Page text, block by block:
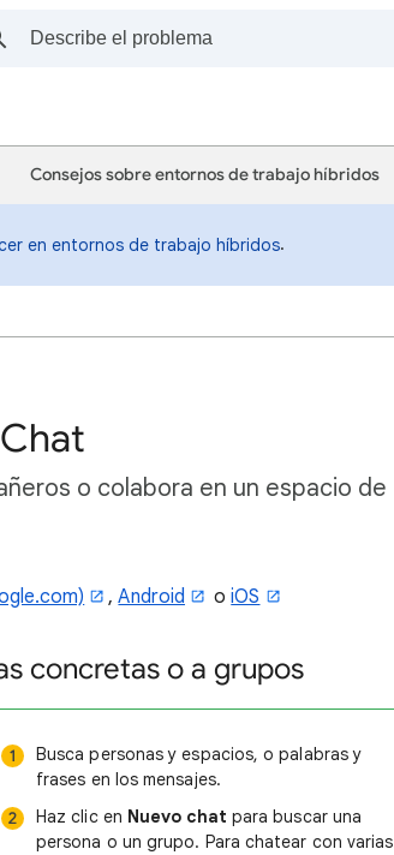
Consejos sobre entornos de trabajo híbridos
en entornos de trabajo híbridos.
o colabora en un espacio de
,Android oiOS
concretas o a grupos
Busca personas y espacios, o palabras y
frases en los mensajes.
Haz clic en Nuevo chat para buscar una
persona o un grupo. Para chatear con varias